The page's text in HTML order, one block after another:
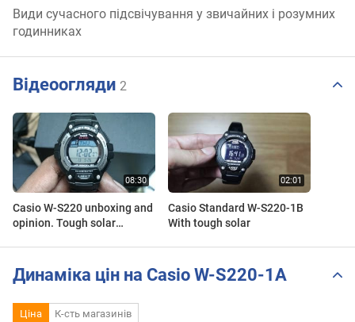
Види сучасного підсвічування у звичайних і розумних
годинниках
Відеоогляди 2
Casio W-S220 unboxing and
opinion. Tough solar
Casio Standard W-S220-1B
With tough solar
Динаміка цін на Casio W-S220-1A
Ціна К-сть магазинів